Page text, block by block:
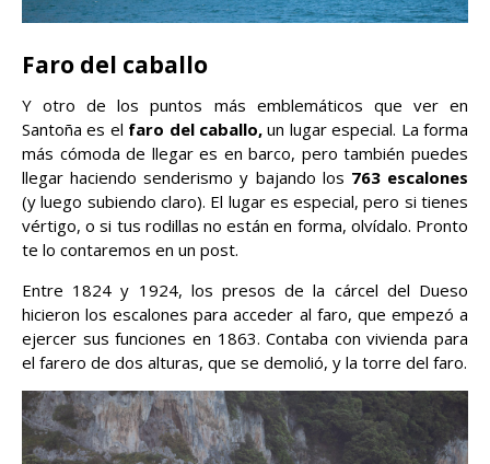
Faro del caballo
Y otro de los puntos más emblemáticos que ver en
Santoña es el faro del caballo, un lugar especial. La forma
más cómoda de llegar es en barco, pero también puedes
llegar haciendo senderismo y bajando los 763 escalones
(y luego subiendo claro). El lugar es especial, pero si tienes
vértigo, o si tus rodillas no están en forma, olvídalo. Pronto
te lo contaremos en un post.
Entre 1824 y 1924, los presos de la cárcel del Dueso
hicieron los escalones para acceder al faro, que empezó a
ejercer sus funciones en 1863. Contaba con vivienda para
el farero de dos alturas, que se demolió, y la torre del faro.